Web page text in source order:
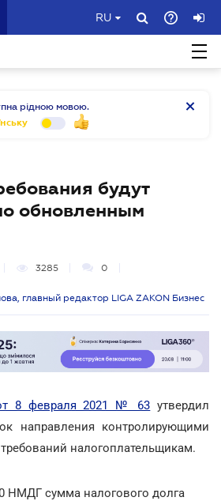
RU
рідною мовою.
будут
обновленным
3285 0
главный редактор LIGA ZAKON Бизнес
8 февраля 2021 № 63 утвердил
направления контролирующими
налогоплательщикам.
НМДГ сумма налогового долга